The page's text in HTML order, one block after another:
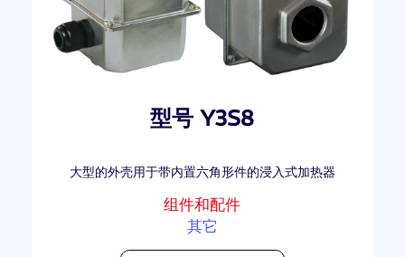
型号 Y3S8
大型的外壳用于带内置六角形件的浸入式加热器
组件和配件
其它